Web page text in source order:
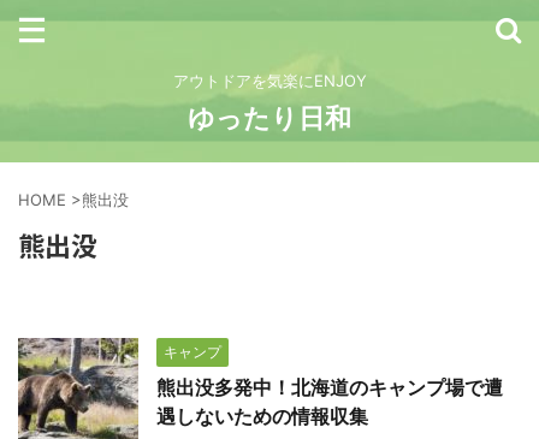
アウトドアを気楽にENJOY
ゆったり日和
HOME >熊出没
熊出没
キャンプ
熊出没多発中！北海道のキャンプ場で遭
遇しないための情報収集